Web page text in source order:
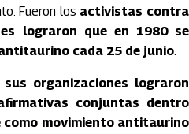
Fueron los activistas contra
lograron que en 1980 se
cada 25 de junio.
organizaciones lograron
conjuntas dentro
como movimiento antitaurino